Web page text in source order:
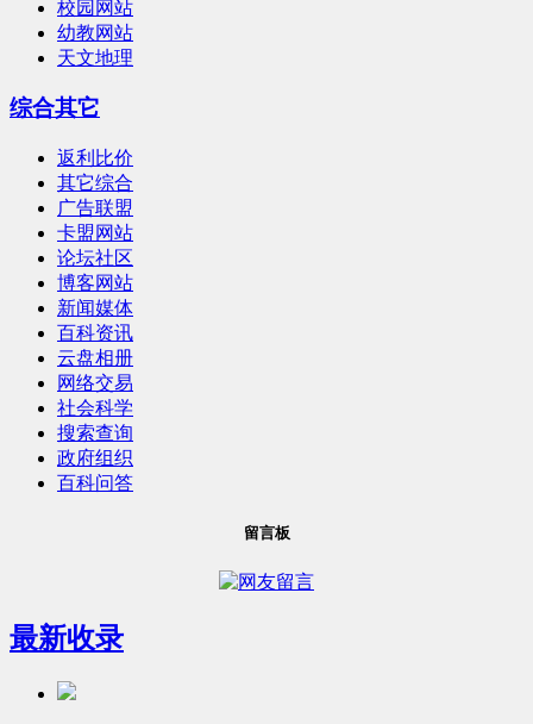
校园网站
幼教网站
天文地理
综合其它
返利比价
其它综合
广告联盟
卡盟网站
论坛社区
博客网站
新闻媒体
百科资讯
云盘相册
网络交易
社会科学
搜索查询
政府组织
百科问答
留言板
最新收录